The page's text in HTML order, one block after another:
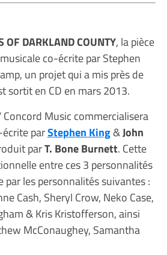
OF DARKLAND COUNTY, la pièce
co-écrite par Stephen
un projet qui a mis près de
sortit en CD en mars 2013.
Music commercialisera
écrite parStephen King&John
parT. Bone Burnett. Cette
entre ces 3 personnalités
par les personnalités suivantes :
Cash, Sheryl Crow, Neko Case,
& Kris Kristofferson, ainsi
McConaughey, Samantha